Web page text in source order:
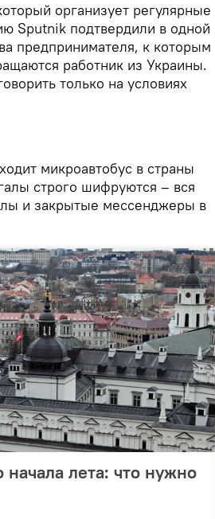
организует регулярные
Sputnik подтвердили в одной
предпринимателя, к которым
работник из Украины.
только на условиях
микроавтобус в страны
строго шифруются – вся
и закрытые мессенджеры в
лета: что нужно